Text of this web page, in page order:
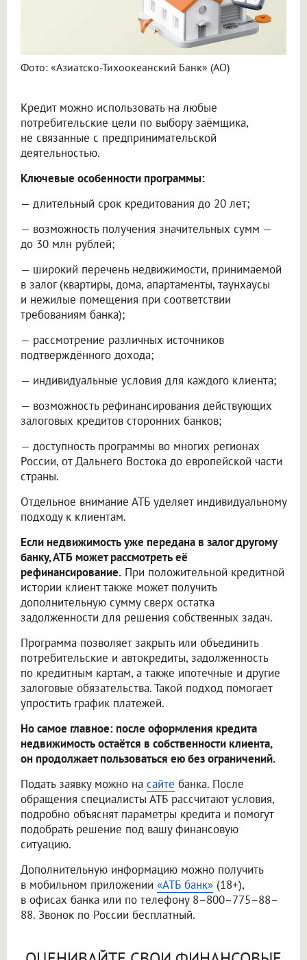
Фото: «Азиатско-Тихоокеанский Банк» (АО)
Кредит можно использовать на любые
потребительские цели по выбору заёмщика,
не связанные с предпринимательской
деятельностью.
Ключевые особенности программы:
— длительный срок кредитования до 20 лет;
— возможность получения значительных сумм —
до 30 млн рублей;
— широкий перечень недвижимости, принимаемой
в залог (квартиры, дома, апартаменты, таунхаусы
и нежилые помещения при соответствии
требованиям банка);
— рассмотрение различных источников
подтверждённого дохода;
— индивидуальные условия для каждого клиента;
— возможность рефинансирования действующих
залоговых кредитов сторонних банков;
— доступность программы во многих регионах
России, от Дальнего Востока до европейской части
страны.
Отдельное внимание АТБ уделяет индивидуальному
подходу к клиентам.
Если недвижимость уже передана в залог другому
банку, АТБ может рассмотреть её
рефинансирование. При положительной кредитной
истории клиент также может получить
дополнительную сумму сверх остатка
задолженности для решения собственных задач.
Программа позволяет закрыть или объединить
потребительские и автокредиты, задолженность
по кредитным картам, а также ипотечные и другие
залоговые обязательства. Такой подход помогает
упростить график платежей.
Но самое главное: после оформления кредита
недвижимость остаётся в собственности клиента,
он продолжает пользоваться ею без ограничений.
Подать заявку можно на сайте банка. После
обращения специалисты АТБ рассчитают условия,
подробно объяснят параметры кредита и помогут
подобрать решение под вашу финансовую
ситуацию.
Дополнительную информацию можно получить
в мобильном приложении «АТБ банк» (18+),
в офисах банка или по телефону 8–800–775–88–
88. Звонок по России бесплатный.